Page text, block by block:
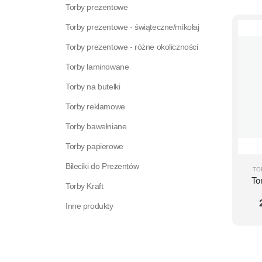
Torby prezentowe
Torby prezentowe - świąteczne/mikołaj
Torby prezentowe - różne okoliczności
Torby laminowane
Torby na butelki
Torby reklamowe
Torby bawełniane
Torby papierowe
Bileciki do Prezentów
Torby Kraft
Inne produkty